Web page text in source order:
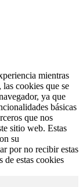
mientras
cookies que se
ya que
básicas
que nos
sitio web. Estas
su
por no recibir estas
de estas cookies